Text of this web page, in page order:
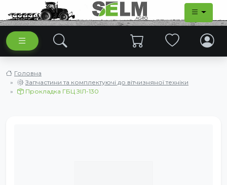
Головна
Запчастини та комплектуючі до вітчизняної техніки
Прокладка ГБЦ ЗІЛ-130